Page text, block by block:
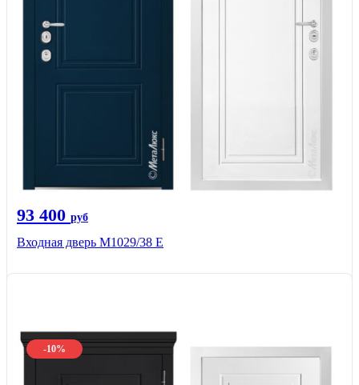
93 400 руб
Входная дверь М1029/38 E
-10%